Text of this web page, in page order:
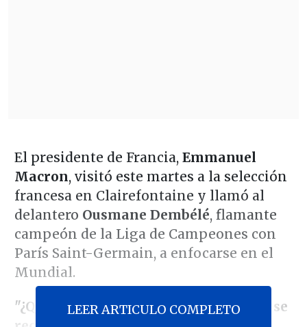
El presidente de Francia, Emmanuel
Macron, visitó este martes a la selección
francesa en Clairefontaine y llamó al
delantero Ousmane Dembélé, flamante
campeón de la Liga de Campeones con
París Saint-Germain, a enfocarse en el
Mundial.
"¿Qué tal, Ousmane? ¿Cómo estás? ¿Ya se
LEER ARTICULO COMPLETO